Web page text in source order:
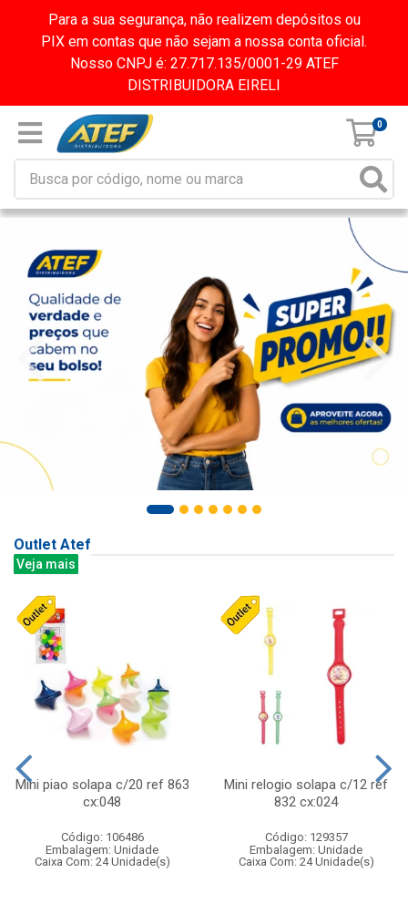
Para a sua segurança, não realizem depósitos ou
PIX em contas que não sejam a nossa conta oficial.
Nosso CNPJ é: 27.717.135/0001-29 ATEF
DISTRIBUIDORA EIRELI
0
Outlet Atef
Veja mais
Mini piao solapa c/20 ref 863
cx:048
Código: 106486
Embalagem: Unidade
Caixa Com: 24 Unidade(s)
Mini relogio solapa c/12 ref
832 cx:024
Código: 129357
Embalagem: Unidade
Caixa Com: 24 Unidade(s)